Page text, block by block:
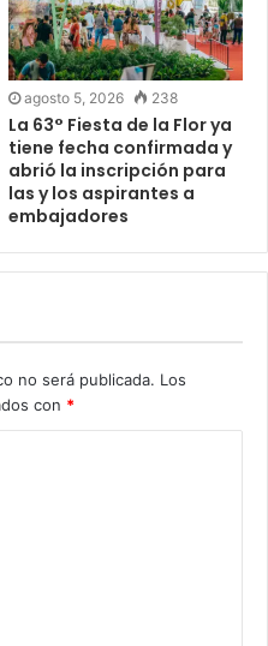
agosto 5, 2026 238
La 63° Fiesta de la Flor ya
tiene fecha confirmada y
abrió la inscripción para
las y los aspirantes a
embajadores
no será publicada. Los
con *